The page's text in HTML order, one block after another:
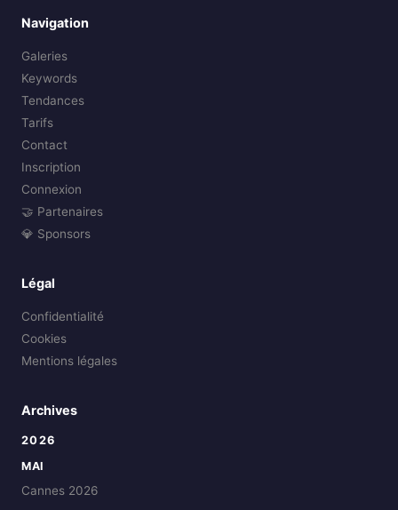
Navigation
Galeries
Keywords
Tendances
Tarifs
Contact
Inscription
Connexion
🤝 Partenaires
💎 Sponsors
Légal
Confidentialité
Cookies
Mentions légales
Archives
2026
MAI
Cannes 2026